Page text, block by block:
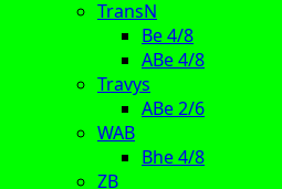
TransN
Be 4/8
ABe 4/8
Travys
ABe 2/6
WAB
Bhe 4/8
ZB